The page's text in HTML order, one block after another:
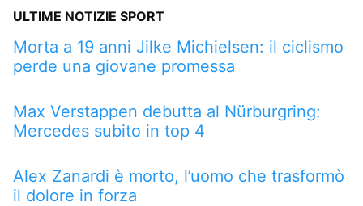
ULTIME NOTIZIE SPORT
Morta a 19 anni Jilke Michielsen: il ciclismo
perde una giovane promessa
Max Verstappen debutta al Nürburgring:
Mercedes subito in top 4
Alex Zanardi è morto, l’uomo che trasformò
il dolore in forza